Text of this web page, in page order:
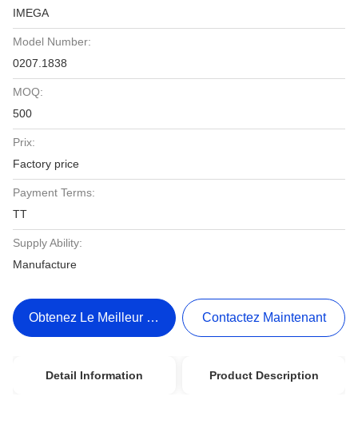
IMEGA
Model Number:
0207.1838
MOQ:
500
Prix:
Factory price
Payment Terms:
TT
Supply Ability:
Manufacture
Obtenez Le Meilleur Prix Contactez Maintenant
Detail Information Product Description